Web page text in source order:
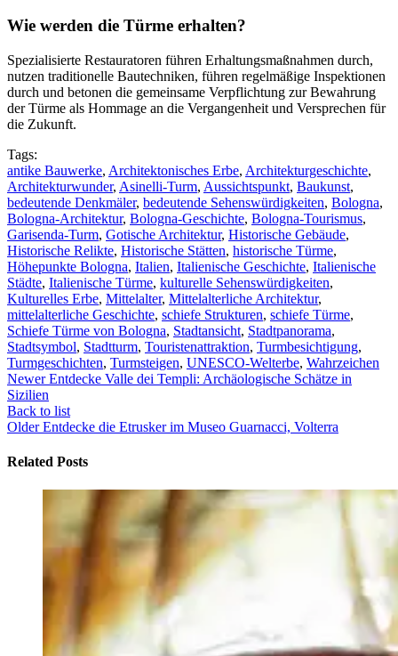
Wie werden die Türme erhalten?
Spezialisierte Restauratoren führen Erhaltungsmaßnahmen durch,
nutzen traditionelle Bautechniken, führen regelmäßige Inspektionen
durch und betonen die gemeinsame Verpflichtung zur Bewahrung
der Türme als Hommage an die Vergangenheit und Versprechen für
die Zukunft.
Tags:
antike Bauwerke, Architektonisches Erbe, Architekturgeschichte,
Architekturwunder, Asinelli-Turm, Aussichtspunkt, Baukunst,
bedeutende Denkmäler, bedeutende Sehenswürdigkeiten, Bologna,
Bologna-Architektur, Bologna-Geschichte, Bologna-Tourismus,
Garisenda-Turm, Gotische Architektur, Historische Gebäude,
Historische Relikte, Historische Stätten, historische Türme,
Höhepunkte Bologna, Italien, Italienische Geschichte, Italienische
Städte, Italienische Türme, kulturelle Sehenswürdigkeiten,
Kulturelles Erbe, Mittelalter, Mittelalterliche Architektur,
mittelalterliche Geschichte, schiefe Strukturen, schiefe Türme,
Schiefe Türme von Bologna, Stadtansicht, Stadtpanorama,
Stadtsymbol, Stadtturm, Touristenattraktion, Turmbesichtigung,
Turmgeschichten, Turmsteigen, UNESCO-Welterbe, Wahrzeichen
Newer Entdecke Valle dei Templi: Archäologische Schätze in
Sizilien
Back to list
Older Entdecke die Etrusker im Museo Guarnacci, Volterra
Related Posts